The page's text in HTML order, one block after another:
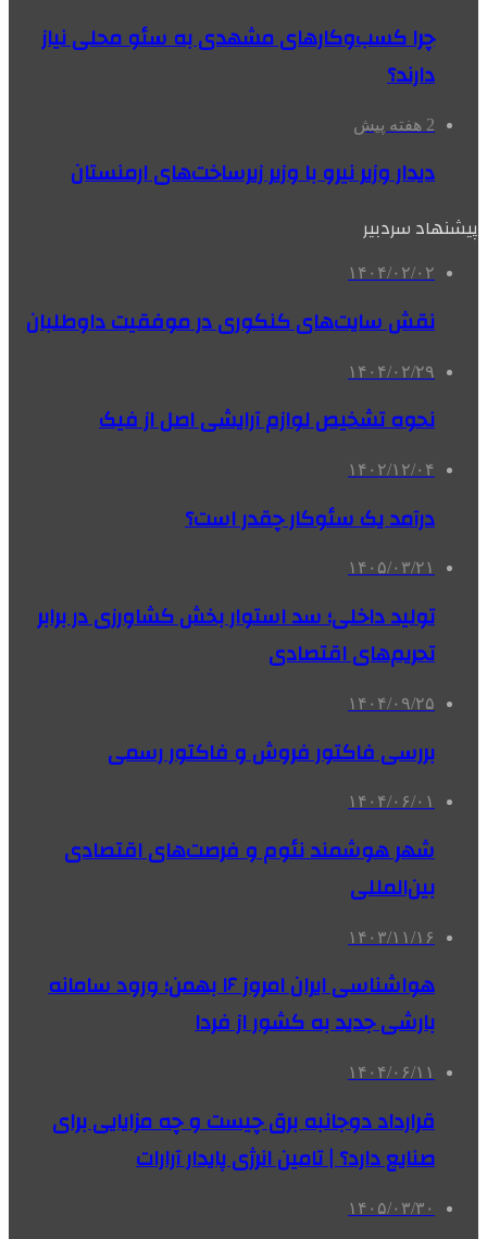
چرا کسب‌وکارهای مشهدی به سئو محلی نیاز
دارند؟
2 هفته پیش
دیدار وزیر نیرو با وزیر زیرساخت‌های ارمنستان
پیشنهاد سردبیر
۱۴۰۴/۰۲/۰۲
نقش سایت‌های کنکوری در موفقیت داوطلبان
۱۴۰۴/۰۲/۲۹
نحوه تشخیص لوازم آرایشی اصل از فیک
۱۴۰۲/۱۲/۰۴
درآمد یک سئوکار چقدر است؟
۱۴۰۵/۰۳/۲۱
تولید داخلی؛ سد استوار بخش کشاورزی در برابر
تحریم‌های اقتصادی
۱۴۰۴/۰۹/۲۵
بررسی فاکتور فروش و فاکتور رسمی
۱۴۰۴/۰۶/۰۱
شهر هوشمند نئوم و فرصت‌های اقتصادی
بین‌المللی
۱۴۰۳/۱۱/۱۶
هواشناسی ایران امروز ۱۶ بهمن؛ ورود سامانه
بارشی جدید به کشور از فردا
۱۴۰۴/۰۶/۱۱
قرارداد دوجانبه برق چیست و چه مزایایی برای
صنایع دارد؟ | تامین انرژی پایدار آرارات
۱۴۰۵/۰۳/۳۰